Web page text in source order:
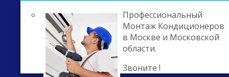
Профессиональный
Монтаж Кондиционеров
в Москве и Московской
области.
Звоните !